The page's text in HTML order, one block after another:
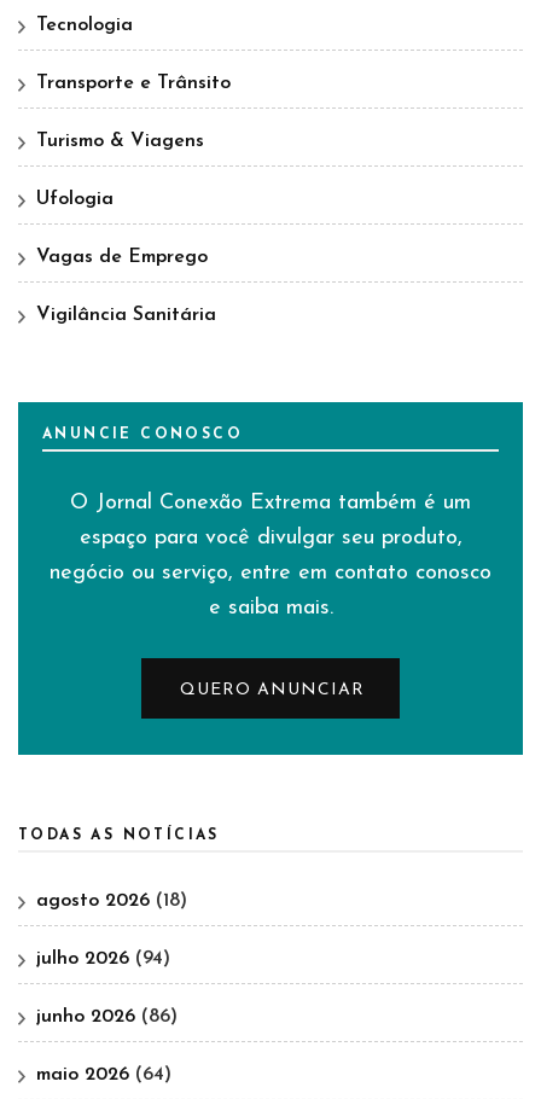
Tecnologia
Transporte e Trânsito
Turismo & Viagens
Ufologia
Vagas de Emprego
Vigilância Sanitária
ANUNCIE CONOSCO
O Jornal Conexão Extrema também é um
espaço para você divulgar seu produto,
negócio ou serviço, entre em contato conosco
e saiba mais.
QUERO ANUNCIAR
TODAS AS NOTÍCIAS
agosto 2026 (18)
julho 2026 (94)
junho 2026 (86)
maio 2026 (64)